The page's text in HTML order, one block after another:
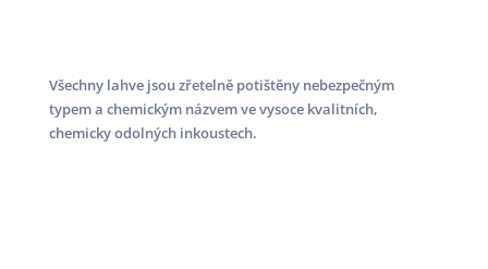
Všechny lahve jsou zřetelně potištěny nebezpečným
typem a chemickým názvem ve vysoce kvalitních,
chemicky odolných inkoustech.